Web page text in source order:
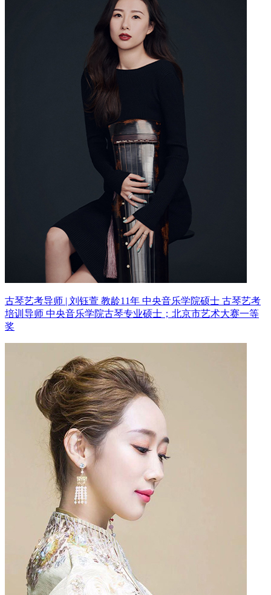
古琴艺考导师 | 刘钰萱 教龄11年 中央音乐学院硕士 古琴艺考
培训导师 中央音乐学院古琴专业硕士；北京市艺术大赛一等
奖